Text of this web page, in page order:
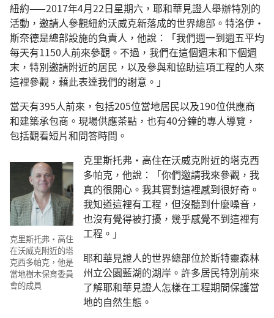
紐約——2017年4月22日星期六，耶和華見證人舉辦特別的
活動，邀請人參觀紐約沃威克新落成的世界總部。特洛伊·
斯奈德是總部設施的負責人，他說：「我們週一到週五平均
每天有1150人前來參觀。不過，我們在這個週末和下個週
末，特別邀請附近的居民，以及參與和協助這項工程的人來
這裡參觀，藉此表達我們的謝意。」
當天有395人前來，包括205位當地居民以及190位供應商
和建築承包商。現場供應茶點，也有40分鐘的專人導覽，
包括觀看短片和問答時間。
克里斯托弗·高住
在沃威克附近的塔
克西多帕克，他是
當地樹木保育委員
會的成員
克里斯托弗·高住在沃威克附近的塔克西
多帕克，他說：「你們邀請我來參觀，我
真的很開心。我其實對這裡感到很好奇。
我知道這裡有工程，但沒聽到什麼噪音，
也沒有覺得被打擾，幾乎感覺不到這裡有
工程。」
耶和華見證人的世界總部位於斯特靈森林
州立公園藍湖的湖岸。許多居民特別前來
了解耶和華見證人怎樣在工程期間保護當
地的自然生態。